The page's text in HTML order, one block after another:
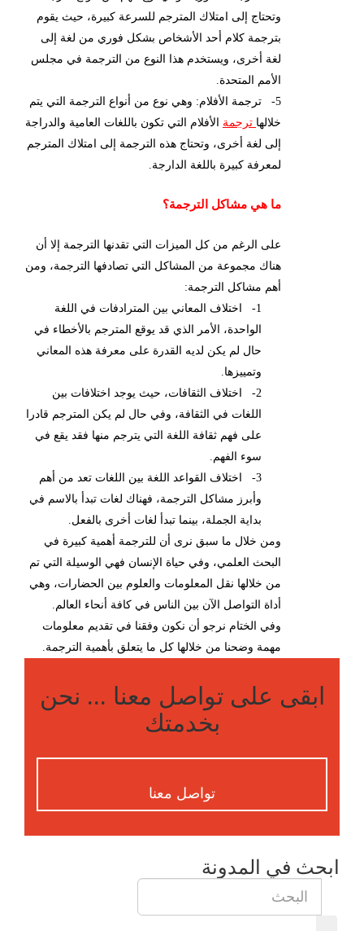
وتحتاج إلى امتلاك المترجم للسرعة كبيرة، حيث يقوم
بترجمة كلام أحد الأشخاص بشكل فوري من لغة إلى
لغة أخرى، ويستخدم هذا النوع من الترجمة في مجلس
الأمم المتحدة.
5- ترجمة الأفلام: وهي نوع من أنواع الترجمة التي يتم
خلالها ترجمة الأفلام التي تكون باللغات العامية والدراجة
إلى لغة أخرى، وتحتاج هذه الترجمة إلى امتلاك المترجم
لمعرفة كبيرة باللغة الدارجة.
ما هي مشاكل الترجمة؟
على الرغم من كل الميزات التي تقدنها الترجمة إلا أن
هناك مجموعة من المشاكل التي تصادفها الترجمة، ومن
أهم مشاكل الترجمة:
1- اختلاف المعاني بين المترادفات في اللغة
الواحدة، الأمر الذي قد يوقع المترجم بالأخطاء في
حال لم يكن لديه القدرة على معرفة هذه المعاني
وتمييزها.
2- اختلاف الثقافات، حيث يوجد اختلافات بين
اللغات في الثقافة، وفي حال لم يكن المترجم قادرا
على فهم ثقافة اللغة التي يترجم منها فقد يقع في
سوء الفهم.
3- اختلاف القواعد اللغة بين اللغات تعد من أهم
وأبرز مشاكل الترجمة، فهناك لغات تبدأ بالاسم في
بداية الجملة، بينما تبدأ لغات أخرى بالفعل.
ومن خلال ما سبق نرى أن للترجمة أهمية كبيرة في
البحث العلمي، وفي حياة الإنسان فهي الوسيلة التي تم
من خلالها نقل المعلومات والعلوم بين الحضارات، وهي
أداة التواصل الآن بين الناس في كافة أنحاء العالم.
وفي الختام نرجو أن نكون وفقنا في تقديم معلومات
مهمة وضحنا من خلالها كل ما يتعلق بأهمية الترجمة.
ابقى على تواصل معنا ... نحن
بخدمتك
تواصل معنا
ابحث في المدونة